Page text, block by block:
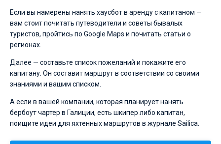
Если вы намерены нанять хаусбот в аренду с капитаном —
вам стоит почитать путеводители и советы бывалых
туристов, пройтись по Google Maps и почитать статьи о
регионах.
Далее — составьте список пожеланий и покажите его
капитану. Он составит маршрут в соответствии со своими
знаниями и вашим списком.
А если в вашей компании, которая планирует нанять
бербоут чартер в Галиции, есть шкипер либо капитан,
поищите идеи для яхтенных маршрутов в журнале Sailica.